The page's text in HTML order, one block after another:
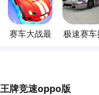
赛车大战最
极速赛车
王牌竞速oppo版